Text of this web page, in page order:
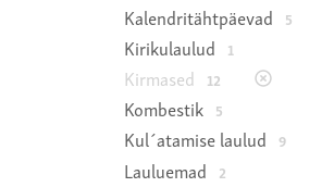
Kalendritähtpäevad 5
Kirikulaulud 1
Kirmased 12
Kombestik 5
Kul´atamise laulud 9
Lauluemad 2